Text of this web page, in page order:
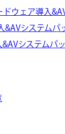
ウェア導入
&AVシステムパ
&AVシステムパ